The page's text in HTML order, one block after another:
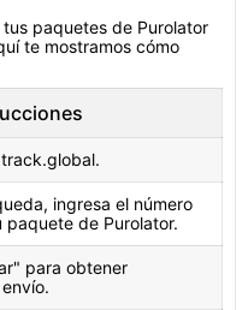
paquetes de Purolator
te mostramos cómo
ingresa el número
de Purolator.
para obtener